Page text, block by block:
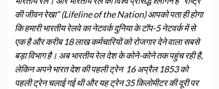
की जीवन रेखा” (Lifeline of the Nation) आपको पता ही होगा
कि हमारी भारतीय रेलवे का नेटवर्क दुनिया के टॉप-5 नेटवर्क में से
एक है और करीब 18 लाख कर्मचारियों को रोजगार देने वाला सबसे
बड़ा विभाग है। अब भारतीय रेल देश के कोने-कोने तक पहुंच रही है,
लेकिन अपने भारत देश की पहली ट्रेन 16 अप्रैल 1853 को
पहली ट्रेन चलाई गई थी और यह ट्रेन 35 किलोमीटर की दूरी पर